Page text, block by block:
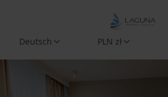
Deutsch PLN zł